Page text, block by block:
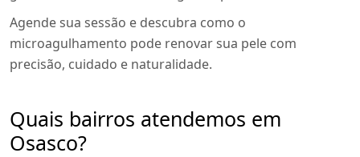
Agende sua sessão e descubra como o
microagulhamento pode renovar sua pele com
precisão, cuidado e naturalidade.
Quais bairros atendemos em
Osasco?